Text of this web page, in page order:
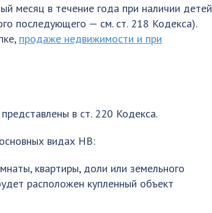
месяц в течение года при наличии детей
последующего — см. ст. 218 Кодекса).
продаже недвижимости и при
в ст. 220 Кодекса.
видах НВ:
квартиры, доли или земельного
расположен купленный объект